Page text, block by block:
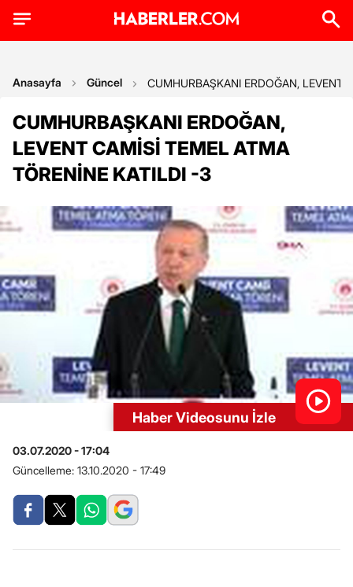
Anasayfa Güncel CUMHURBAŞKANI ERDOĞAN, LEVENT
CUMHURBAŞKANI ERDOĞAN,
LEVENT CAMİSİ TEMEL ATMA
TÖRENİNE KATILDI -3
Haber Videosunu İzle
03.07.2020 - 17:04
Güncelleme: 13.10.2020 - 17:49